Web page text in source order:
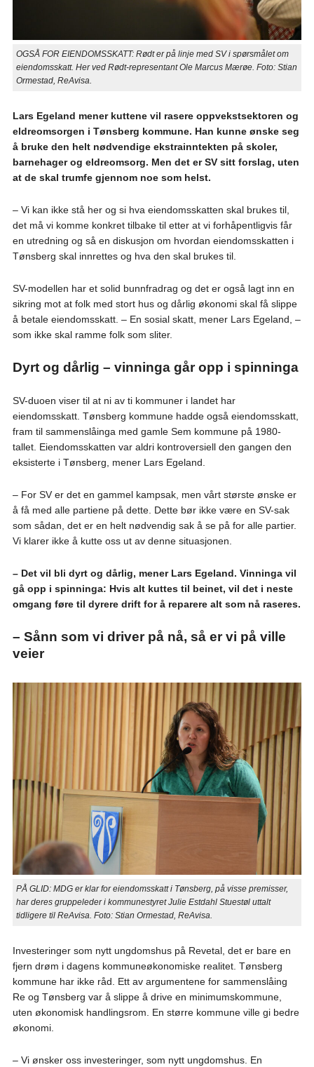
OGSÅ FOR EIENDOMSSKATT: Rødt er på linje med SV i spørsmålet om
eiendomsskatt. Her ved Rødt-representant Ole Marcus Mærøe. Foto: Stian
Ormestad, ReAvisa.
Lars Egeland mener kuttene vil rasere oppvekstsektoren og
eldreomsorgen i Tønsberg kommune. Han kunne ønske seg
å bruke den helt nødvendige ekstrainntekten på skoler,
barnehager og eldreomsorg. Men det er SV sitt forslag, uten
at de skal trumfe gjennom noe som helst.
– Vi kan ikke stå her og si hva eiendomsskatten skal brukes til,
det må vi komme konkret tilbake til etter at vi forhåpentligvis får
en utredning og så en diskusjon om hvordan eiendomsskatten i
Tønsberg skal innrettes og hva den skal brukes til.
SV-modellen har et solid bunnfradrag og det er også lagt inn en
sikring mot at folk med stort hus og dårlig økonomi skal få slippe
å betale eiendomsskatt. – En sosial skatt, mener Lars Egeland, –
som ikke skal ramme folk som sliter.
Dyrt og dårlig – vinninga går opp i spinninga
SV-duoen viser til at ni av ti kommuner i landet har
eiendomsskatt. Tønsberg kommune hadde også eiendomsskatt,
fram til sammenslåinga med gamle Sem kommune på 1980-
tallet. Eiendomsskatten var aldri kontroversiell den gangen den
eksisterte i Tønsberg, mener Lars Egeland.
– For SV er det en gammel kampsak, men vårt største ønske er
å få med alle partiene på dette. Dette bør ikke være en SV-sak
som sådan, det er en helt nødvendig sak å se på for alle partier.
Vi klarer ikke å kutte oss ut av denne situasjonen.
– Det vil bli dyrt og dårlig, mener Lars Egeland. Vinninga vil
gå opp i spinninga: Hvis alt kuttes til beinet, vil det i neste
omgang føre til dyrere drift for å reparere alt som nå raseres.
– Sånn som vi driver på nå, så er vi på ville
veier
PÅ GLID: MDG er klar for eiendomsskatt i Tønsberg, på visse premisser,
har deres gruppeleder i kommunestyret Julie Estdahl Stuestøl uttalt
tidligere til ReAvisa. Foto: Stian Ormestad, ReAvisa.
Investeringer som nytt ungdomshus på Revetal, det er bare en
fjern drøm i dagens kommuneøkonomiske realitet. Tønsberg
kommune har ikke råd. Ett av argumentene for sammenslåing
Re og Tønsberg var å slippe å drive en minimumskommune,
uten økonomisk handlingsrom. En større kommune ville gi bedre
økonomi.
– Vi ønsker oss investeringer, som nytt ungdomshus. En